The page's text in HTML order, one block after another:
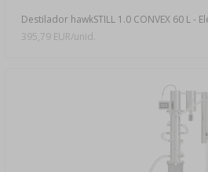
Destilador hawkSTILL 1.0 CONVEX 60 L -
395,79 EUR/unid.